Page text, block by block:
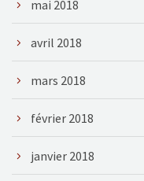
mai 2018
avril 2018
mars 2018
février 2018
janvier 2018